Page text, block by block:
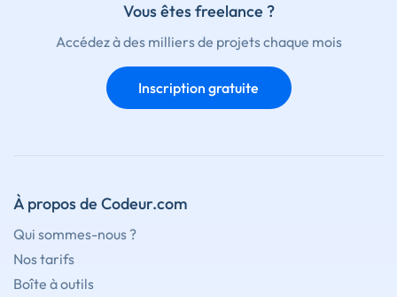
Vous êtes freelance ?
Accédez à des milliers de projets chaque mois
Inscription gratuite
À propos de Codeur.com
Qui sommes-nous ?
Nos tarifs
Boîte à outils